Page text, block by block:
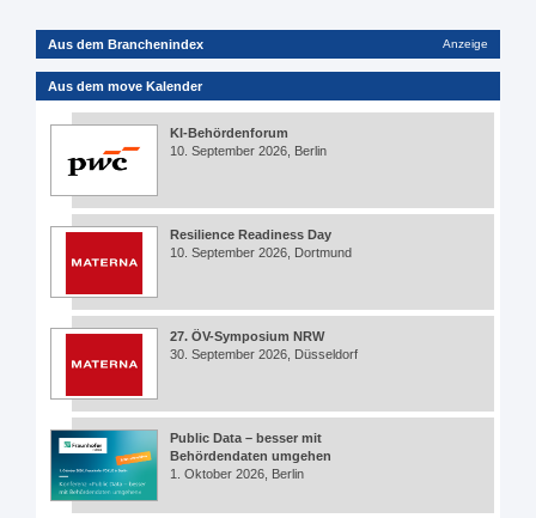
Aus dem Branchenindex Anzeige
Aus dem move Kalender
KI-Behördenforum
10. September 2026, Berlin
Resilience Readiness Day
10. September 2026, Dortmund
27. ÖV-Symposium NRW
30. September 2026, Düsseldorf
Public Data – besser mit
Behördendaten umgehen
1. Oktober 2026, Berlin